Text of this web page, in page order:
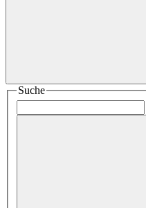
Suche